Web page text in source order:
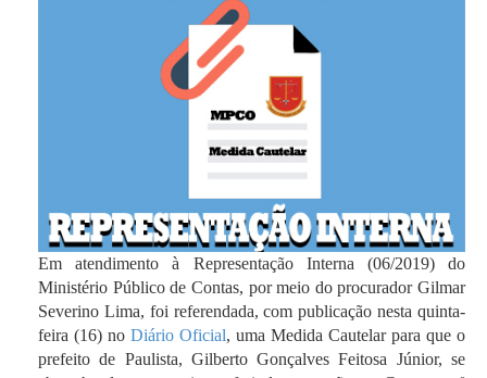
Em atendimento à Representação Interna (06/2019) do
Ministério Público de Contas, por meio do procurador Gilmar
Severino Lima, foi referendada, com publicação nesta quinta-
feira (16) no Diário Oficial, uma Medida Cautelar para que o
prefeito de Paulista, Gilberto Gonçalves Feitosa Júnior, se